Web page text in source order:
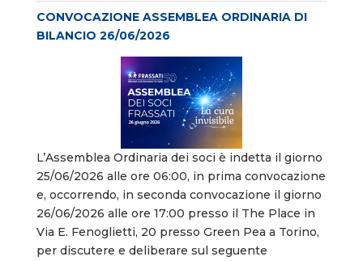
CONVOCAZIONE ASSEMBLEA ORDINARIA DI
BILANCIO 26/06/2026
L’Assemblea Ordinaria dei soci è indetta il giorno
25/06/2026 alle ore 06:00, in prima convocazione
e, occorrendo, in seconda convocazione il giorno
26/06/2026 alle ore 17:00 presso il The Place in
Via E. Fenoglietti, 20 presso Green Pea a Torino,
per discutere e deliberare sul seguente